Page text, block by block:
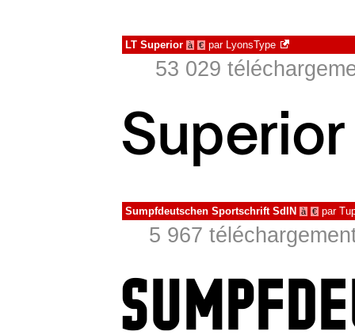
LT Superior à € par LyonsType
53 029
Sumpfdeutschen Sportschrift SdIN à € par
5 967